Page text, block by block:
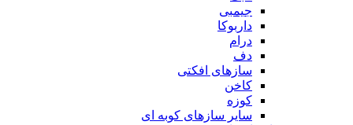
جیمبی
داربوکا
درام
دف
سازهای افکتی
کاخن
کوزه
سایر سازهای کوبه ای